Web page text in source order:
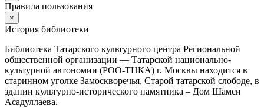
Правила пользования
×
История библиотеки
Библиотека Татарского культурного центра Региональной
общественной организации — Татарской национально-
культурной автономии (РОО-ТНКА) г. Москвы находится в
старинном уголке Замоскворечья, Старой татарской слободе, в
здании культурно-исторического памятника – Дом Шамси
Асадуллаева.